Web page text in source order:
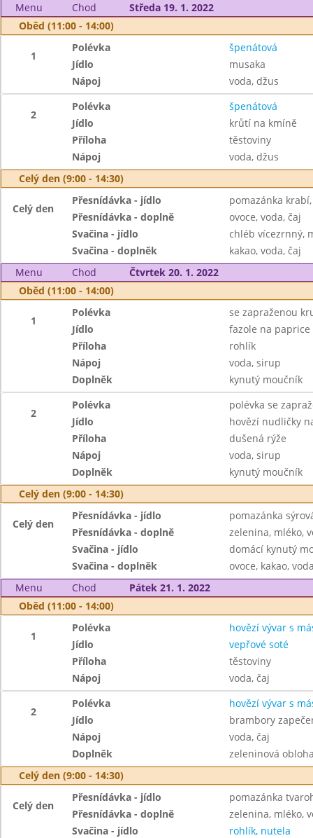
Menu
Chod
Středa 19. 1. 2022
Oběd (11:00 - 14:00)
1
Polévka
špenátová
Jídlo
musaka
Nápoj
voda, džus
2
Polévka
špenátová
Jídlo
krůtí na kmíně
Příloha
těstoviny
Nápoj
voda, džus
Celý den (9:00 - 14:30)
Celý den
Přesnídávka - jídlo
pomazánka
Přesnídávka - doplně
ovoce, voda, čaj
Svačina - jídlo
chléb vícezrnný,
Svačina - doplněk
kakao, voda, čaj
Menu
Chod
Čtvrtek 20. 1. 2022
Oběd (11:00 - 14:00)
1
Polévka
se zapraženou
Jídlo
fazole na paprice
Příloha
rohlík
Nápoj
voda, sirup
Doplněk
kynutý moučník
2
Polévka
polévka se
Jídlo
hovězí nudličky
Příloha
dušená rýže
Nápoj
voda, sirup
Doplněk
kynutý moučník
Celý den (9:00 - 14:30)
Celý den
Přesnídávka - jídlo
pomazánka
Přesnídávka - doplně
zelenina, mléko,
Svačina - jídlo
domácí kynutý
Svačina - doplněk
ovoce, kakao,
Menu
Chod
Pátek 21. 1. 2022
Oběd (11:00 - 14:00)
1
Polévka
hovězí vývar s
Jídlo
vepřové soté
Příloha
těstoviny
Nápoj
voda, čaj
2
Polévka
hovězí vývar s
Jídlo
brambory
Nápoj
voda, čaj
Doplněk
zeleninová
Celý den (9:00 - 14:30)
Celý den
Přesnídávka - jídlo
pomazánka
Přesnídávka - doplně
zelenina, mléko,
Svačina - jídlo
rohlík, nutela